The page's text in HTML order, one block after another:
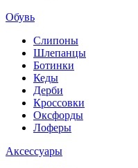
Обувь
Слипоны
Шлепанцы
Ботинки
Кеды
Дерби
Кроссовки
Оксфорды
Лоферы
Аксессуары